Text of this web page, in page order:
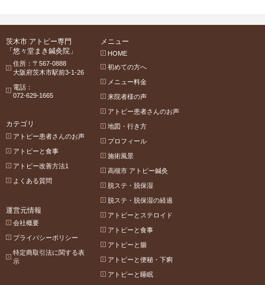
茨木市 アトピー専門
「悠々堂まき鍼灸院」
住所：〒567-0888
大阪府茨木市駅前3-1-26
電話：
072-629-1665
メニュー
HOME
初めての方へ
メニュー料金
来院者様の声
アトピー患者さんのお声
地図・行き方
プロフィール
施術風景
高槻市 アトピー鍼灸
脱ステ・脱保湿
脱ステ・脱保湿の経過
アトピーとステロイド
アトピーと食事
アトピーと腸
アトピーと便秘・下痢
アトピーと睡眠
カテゴリ
アトピー患者さんのお声
アトピーと食事
アトピー改善方法1
よくある質問
運営元情報
会社概要
プライバシーポリシー
特定商取引法に関する表
示